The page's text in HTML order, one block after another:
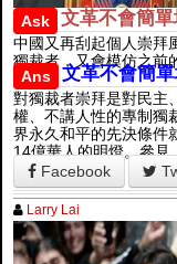
Ask 文革不會簡
中國又再刮起個人崇拜
獨裁者，又會模仿之前
Ans
文革不會簡
對獨裁者崇拜是對民主
權、不講人性的專制獨
界永久和平的先決條件
14億華人的明燈。參見
Facebook
Larry Lai